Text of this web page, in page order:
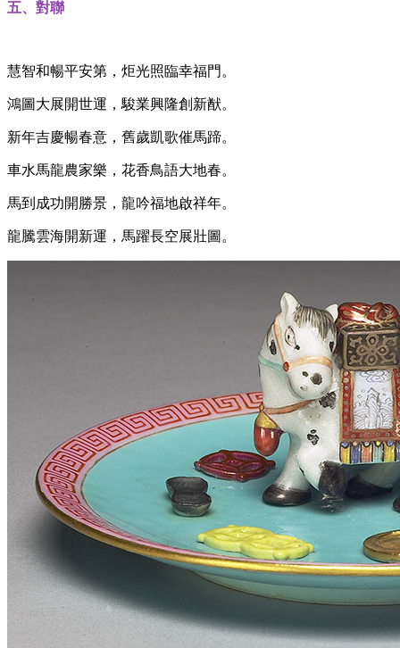
五、對聯
慧智和暢平安第，炬光照臨幸福門。
鴻圖大展開世運，駿業興隆創新猷。
新年吉慶暢春意，舊歲凱歌催馬蹄。
車水馬龍農家樂，花香鳥語大地春。
馬到成功開勝景，龍吟福地啟祥年。
龍騰雲海開新運，馬躍長空展壯圖。